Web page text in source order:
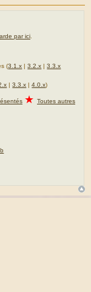
par ici
(3.1.x |3.2.x |3.3.x
|3.3.x |4.0.x)
★ Toutes autres